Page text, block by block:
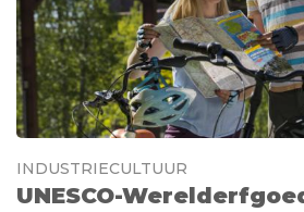
INDUSTRIECULTUUR
UNESCO-